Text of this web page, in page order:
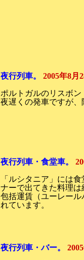
夜行列車。 2005年8月
ポルトガルのリスボ
夜遅くの発車ですが、
夜行列車・食堂車。
「ルシタニア」には
ナーで出てきた料理は
包括運賃（ユーレー
れています。
夜行列車・バー。